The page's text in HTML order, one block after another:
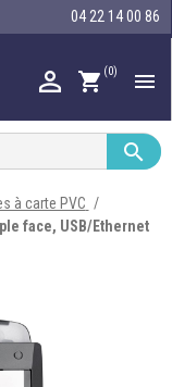
04 22 14 00 86
 shopping_cart (0) 



à carte PVC
face, USB/Ethernet